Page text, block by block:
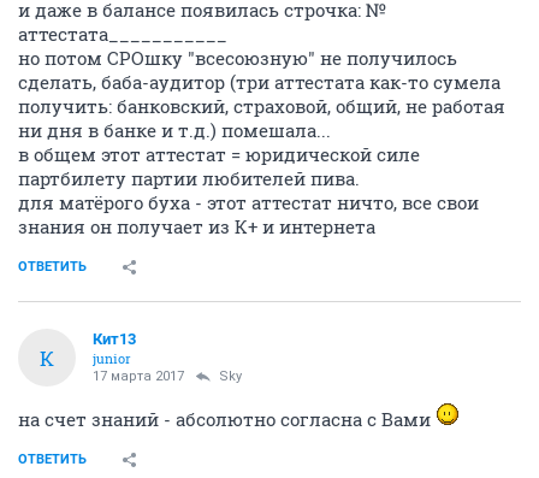
и даже в балансе появилась строчка: №
аттестата___________
но потом СРОшку "всесоюзную" не получилось
сделать, баба-аудитор (три аттестата как-то сумела
получить: банковский, страховой, общий, не работая
ни дня в банке и т.д.) помешала...
в общем этот аттестат = юридической силе
партбилету партии любителей пива.
для матёрого буха - этот аттестат ничто, все свои
знания он получает из К+ и интернета
ОТВЕТИТЬ
К
Кит13
junior
17 марта 2017 Sky
на счет знаний - абсолютно согласна с Вами
ОТВЕТИТЬ